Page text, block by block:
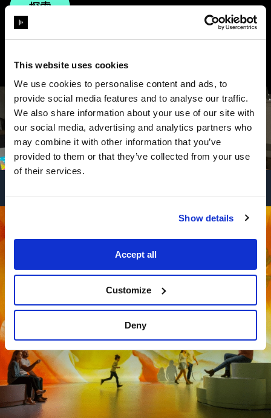
This website uses cookies
We use cookies to personalise content and ads, to
provide social media features and to analyse our traffic.
We also share information about your use of our site with
our social media, advertising and analytics partners who
may combine it with other information that you’ve
provided to them or that they’ve collected from your use
of their services.
Show details
Accept all
Customize
Deny
探索